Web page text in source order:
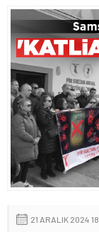
21 ARALIK 2024